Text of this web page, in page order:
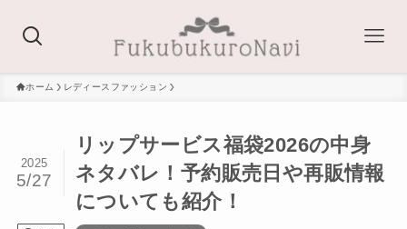
ホーム レディースファッション
リップサービス福袋2026の中身
ネタバレ！予約販売日や再販情報
についても紹介！
2025
5/27